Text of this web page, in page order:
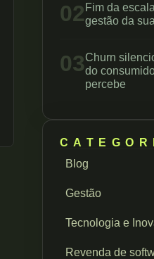
02 Fim da
gestão da
03Churn
do
percebe
Blog
Gestão
Tecnologia e
Revenda de